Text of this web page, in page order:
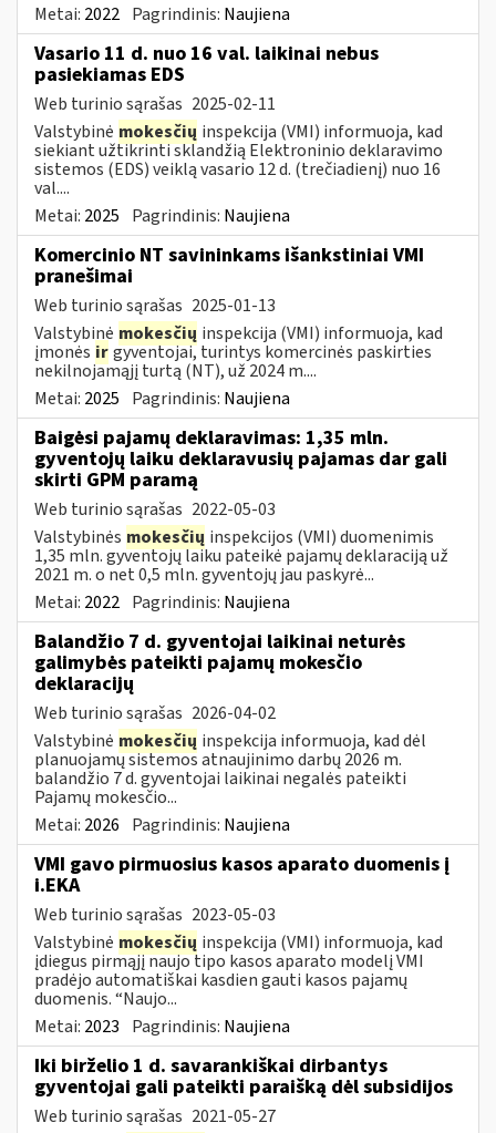
Metai: 2022 Pagrindinis: Naujiena
Vasario 11 d. nuo 16 val. laikinai nebus
pasiekiamas EDS
Web turinio sąrašas 2025-02-11
Valstybinė mokesčių inspekcija (VMI) informuoja, kad
siekiant užtikrinti sklandžią Elektroninio deklaravimo
sistemos (EDS) veiklą vasario 12 d. (trečiadienį) nuo 16
val....
Metai: 2025 Pagrindinis: Naujiena
Komercinio NT savininkams išankstiniai VMI
pranešimai
Web turinio sąrašas 2025-01-13
Valstybinė mokesčių inspekcija (VMI) informuoja, kad
įmonės irgyventojai, turintys komercinės paskirties
nekilnojamąjį turtą (NT), už 2024 m....
Metai: 2025 Pagrindinis: Naujiena
Baigėsi pajamų deklaravimas: 1,35 mln.
gyventojų laiku deklaravusių pajamas dar gali
skirti GPM paramą
Web turinio sąrašas 2022-05-03
Valstybinės mokesčių inspekcijos (VMI) duomenimis
1,35 mln. gyventojų laiku pateikė pajamų deklaraciją už
2021 m. o net 0,5 mln. gyventojų jau paskyrė...
Metai: 2022 Pagrindinis: Naujiena
Balandžio 7 d. gyventojai laikinai neturės
galimybės pateikti pajamų mokesčio
deklaracijų
Web turinio sąrašas 2026-04-02
Valstybinė mokesčių inspekcija informuoja, kad dėl
planuojamų sistemos atnaujinimo darbų 2026 m.
balandžio 7 d. gyventojai laikinai negalės pateikti
Pajamų mokesčio...
Metai: 2026 Pagrindinis: Naujiena
VMI gavo pirmuosius kasos aparato duomenis į
i.EKA
Web turinio sąrašas 2023-05-03
Valstybinė mokesčių inspekcija (VMI) informuoja, kad
įdiegus pirmąjį naujo tipo kasos aparato modelį VMI
pradėjo automatiškai kasdien gauti kasos pajamų
duomenis. “Naujo...
Metai: 2023 Pagrindinis: Naujiena
Iki birželio 1 d. savarankiškai dirbantys
gyventojai gali pateikti paraišką dėl subsidijos
Web turinio sąrašas 2021-05-27